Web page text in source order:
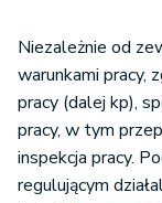
Niezależnie od
warunkami pracy,
pracy (dalej kp),
pracy, w tym
inspekcja pracy.
regulującym